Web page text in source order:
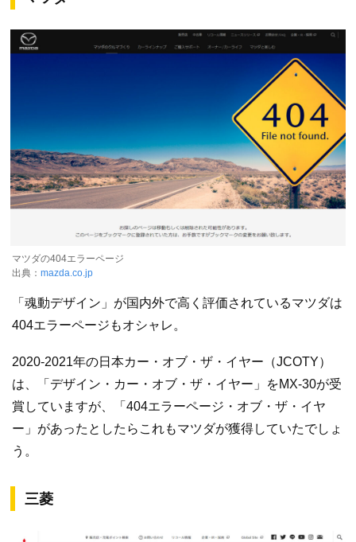
マツダの404エラーページ
出典： mazda.co.jp
「魂動デザイン」が国内外で高く評価されているマツダは
404エラーページもオシャレ。
2020-2021年の日本カー・オブ・ザ・イヤー（JCOTY）
は、「デザイン・カー・オブ・ザ・イヤー」をMX-30が受
賞していますが、「404エラーページ・オブ・ザ・イヤ
ー」があったとしたらこれもマツダが獲得していたでしょ
う。
三菱